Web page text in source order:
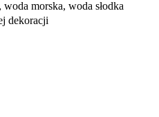
morska, woda słodka
dekoracji